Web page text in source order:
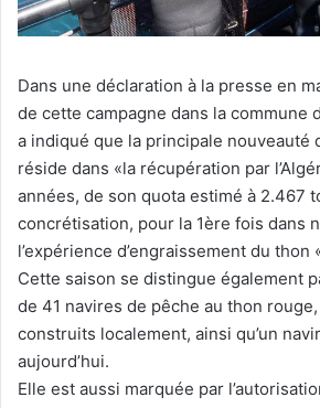
Dans une déclaration à la presse en
de cette campagne dans la commune
a indiqué que la principale nouveauté
réside dans «la récupération par
années, de son quota estimé à 2.467
concrétisation, pour la 1ère fois dans
l’expérience d’engraissement du thon
Cette saison se distingue également
de 41 navires de pêche au thon
construits localement, ainsi qu’un
aujourd’hui.
Elle est aussi marquée par